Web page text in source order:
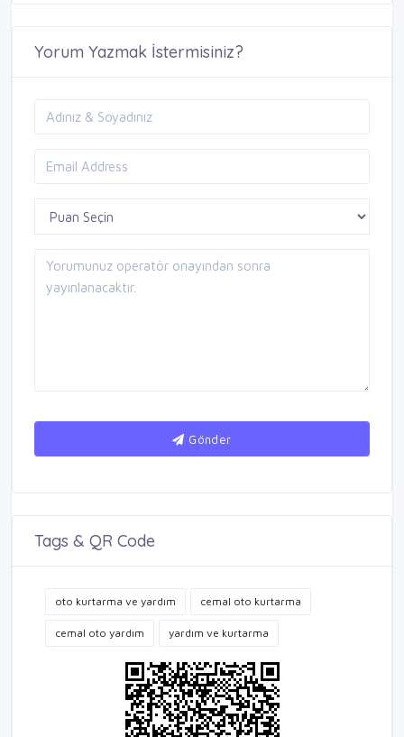
Yorum Yazmak İstermisiniz?
Gönder
Tags & QR Code
oto kurtarma ve yardım cemal oto kurtarma
cemal oto yardım yardım ve kurtarma